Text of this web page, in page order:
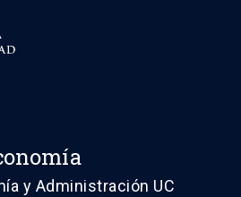
y Administración UC